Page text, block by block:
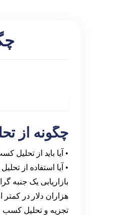
چگونه از
• آیا باید از تحلیل
• آیا استفاده از
بازاریابی یک
هزاران دلار در
تجزیه و تحلیل کسب